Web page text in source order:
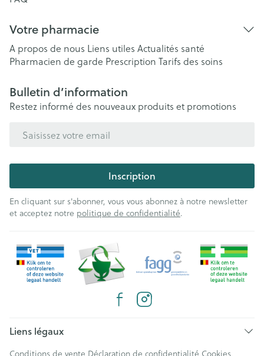
Votre pharmacie
A propos de nous Liens utiles Actualités santé
Pharmacien de garde Prescription Tarifs des soins
Bulletin d’information
Restez informé des nouveaux produits et promotions
Inscription
En cliquant sur s'abonner, vous vous abonnez à notre newsletter
et acceptez notre politique de confidentialité.
Liens légaux
Conditions de vente Déclaration de confidentialité Cookies